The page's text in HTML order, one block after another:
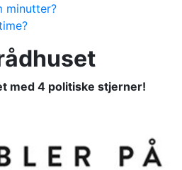
minutter?
med 4 politiske stjerner!